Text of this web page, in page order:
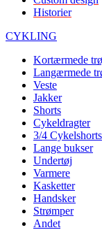
Historier
CYKLING
Kortærmede
Langærmede
Veste
Jakker
Shorts
Cykeldragter
3/4 Cykelshorts
Lange bukser
Undertøj
Varmere
Kasketter
Handsker
Strømper
Andet